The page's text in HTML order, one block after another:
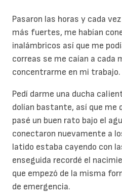
Pasaron las horas y cada
más fuertes, me habían
inalámbricos así que me
correas se me caían a cada
concentrarme en mi trabajo.
Pedí darme una ducha
dolían bastante, así que
pasé un buen rato bajo el
conectaron nuevamente a
latido estaba cayendo con
enseguida recordé el
que empezó de la misma
de emergencia.